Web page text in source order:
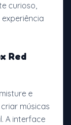
curioso,
Red
e
músicas
A interface